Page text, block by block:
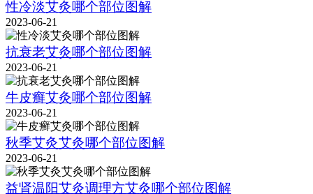
性冷淡艾灸哪个部位图解
2023-06-21
抗衰老艾灸哪个部位图解
2023-06-21
牛皮癣艾灸哪个部位图解
2023-06-21
秋季艾灸艾灸哪个部位图解
2023-06-21
益肾温阳艾灸调理方艾灸哪个部位图解